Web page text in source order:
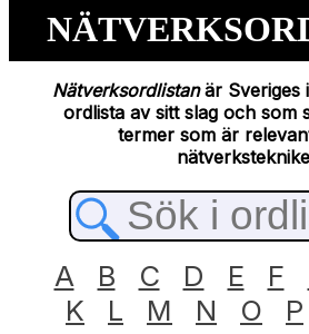
Nätverksordlistanär Sveriges
ordlista av sitt slag och som
termer som är
A B C D E F
K
L M N O P